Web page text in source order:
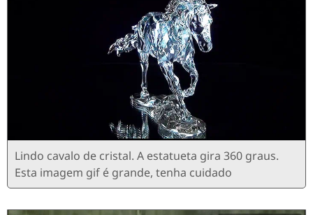
Lindo cavalo de cristal. A estatueta gira 360 graus.
Esta imagem gif é grande, tenha cuidado